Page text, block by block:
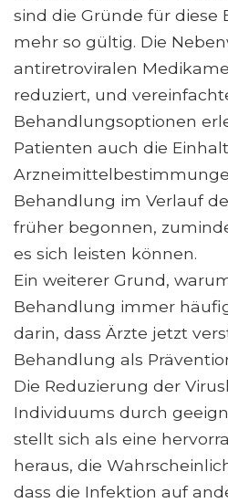
sind die Gründe für
mehr so ​​gültig. Die
antiretroviralen
reduziert, und
Behandlungsoptionen
Patienten auch die
Behandlung im Verlauf
früher begonnen,
es sich leisten können.
Ein weiterer Grund,
Behandlung immer
darin, dass Ärzte jetzt
Behandlung als
Die Reduzierung der
Individuums durch
stellt sich als eine
heraus, die
dass die Infektion auf